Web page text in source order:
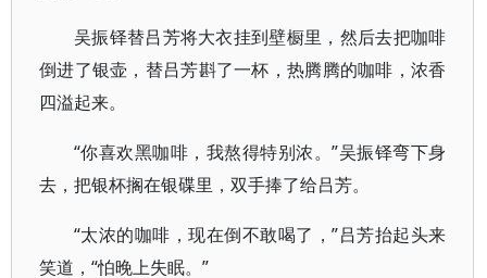
吴振铎替吕芳将大衣挂到壁橱里，然后去把咖啡
倒进了银壶，替吕芳斟了一杯，热腾腾的咖啡，浓香
四溢起来。
“你喜欢黑咖啡，我熬得特别浓。”吴振铎弯下身
去，把银杯搁在银碟里，双手捧了给吕芳。
“太浓的咖啡，现在倒不敢喝了，”吕芳抬起头来
笑道，“怕晚上失眠。”